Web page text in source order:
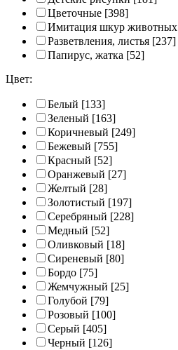
Цветочные [398]
Имитация шкур животных
Разветвления, листья [237]
Папирус, жатка [52]
Цвет:
Белый [133]
Зеленый [163]
Коричневый [249]
Бежевый [755]
Красный [52]
Оранжевый [27]
Желтый [28]
Золотистый [197]
Серебряный [228]
Медный [52]
Оливковый [18]
Сиреневый [80]
Бордо [75]
Жемчужный [25]
Голубой [79]
Розовый [100]
Серый [405]
Черный [126]